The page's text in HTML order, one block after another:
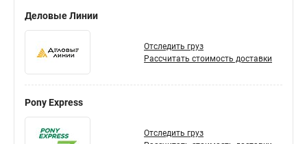
Деловые Линии
Рассчитать стоимость доставки
Отследить груз
Pony Express
Отследить груз